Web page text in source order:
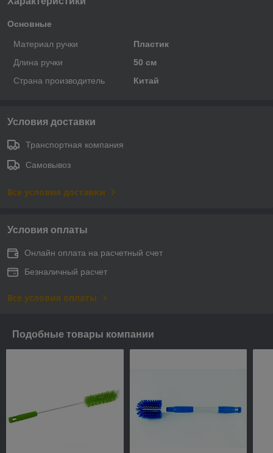
Основные
Материал ручки
Пластик
Длина ручки
50 см
Страна производитель
Китай
Условия доставки
Транспортная компания
Самовывоз
Все условия доставки
Условия оплаты
Онлайн оплата на расчетный счет
Безналичный расчет
Все условия оплаты
Подобные товары компании